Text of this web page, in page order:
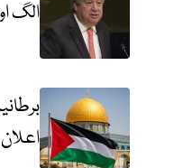
الگ
اعلان